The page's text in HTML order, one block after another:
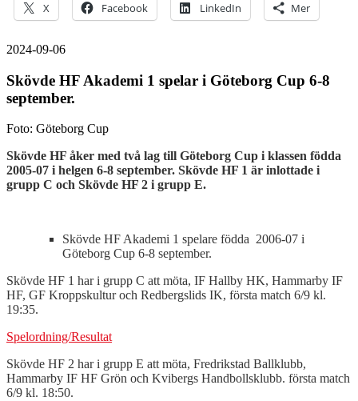
X Facebook LinkedIn Mer
2024-09-06
Skövde HF Akademi 1 spelar i Göteborg Cup 6-8
september.
Foto: Göteborg Cup
Skövde HF åker med två lag till Göteborg Cup i klassen födda
2005-07 i helgen 6-8 september. Skövde HF 1 är inlottade i
grupp C och Skövde HF 2 i grupp E.
Skövde HF Akademi 1 spelare födda 2006-07 i
Göteborg Cup 6-8 september.
Skövde HF 1 har i grupp C att möta, IF Hallby HK, Hammarby IF
HF, GF Kroppskultur och Redbergslids IK, första match 6/9 kl.
19:35.
Spelordning/Resultat
Skövde HF 2 har i grupp E att möta, Fredrikstad Ballklubb,
Hammarby IF HF Grön och Kvibergs Handbollsklubb. första match
6/9 kl. 18:50.